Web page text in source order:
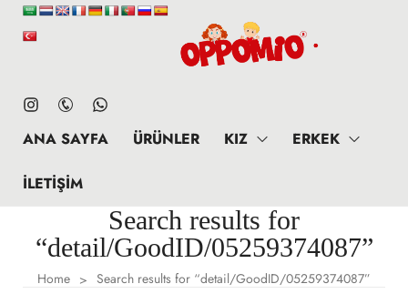
ANA SAYFA ÜRÜNLER KIZ ERKEK
İLETIŞIM
Search results for
“detail/GoodID/05259374087”
Home > Search results for “detail/GoodID/05259374087”